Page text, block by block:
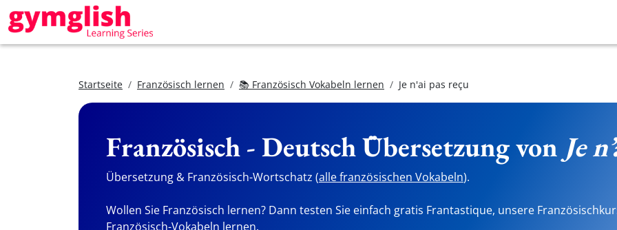
Startseite Französisch lernen 📚 Französisch Vokabeln lernen Je n'ai pas reçu
Französisch - Deutsch Übersetzung von Je
Übersetzung & Französisch-Wortschatz (alle französischen Vokabeln).
Wollen Sie Französisch lernen? Dann testen Sie einfach gratis Frantastique, unsere
Französisch-Vokabeln lernen.